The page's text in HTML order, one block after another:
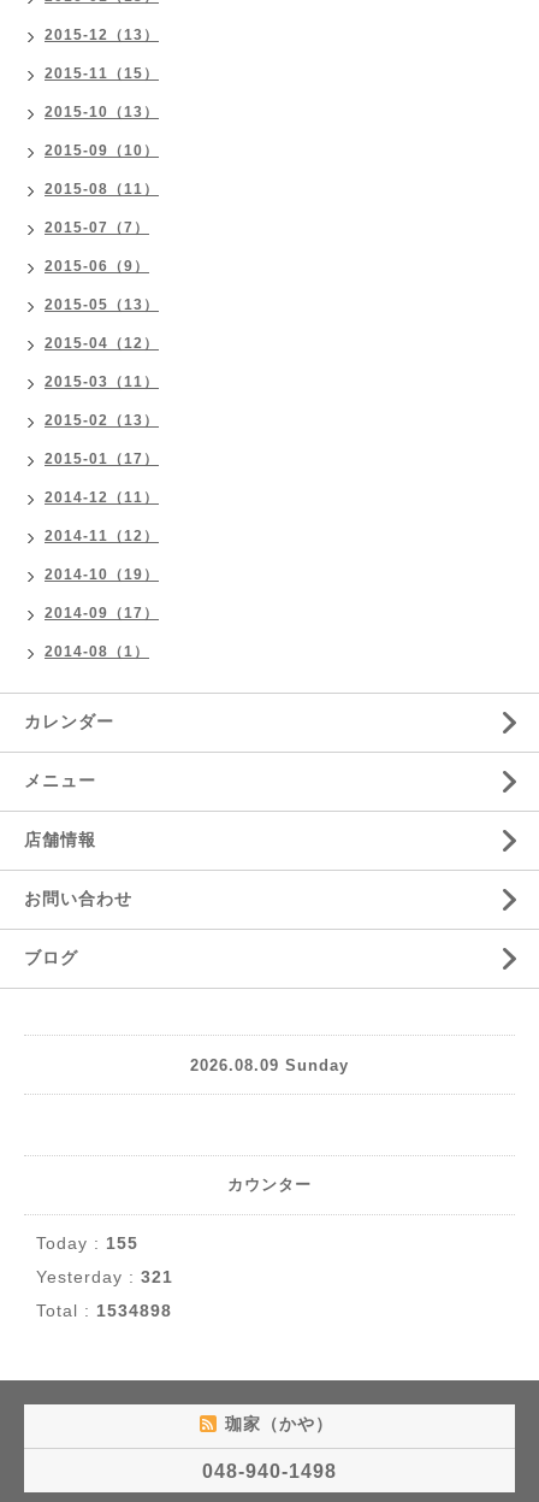
2015-12（13）
2015-11（15）
2015-10（13）
2015-09（10）
2015-08（11）
2015-07（7）
2015-06（9）
2015-05（13）
2015-04（12）
2015-03（11）
2015-02（13）
2015-01（17）
2014-12（11）
2014-11（12）
2014-10（19）
2014-09（17）
2014-08（1）
カレンダー
メニュー
店舗情報
お問い合わせ
ブログ
2026.08.09 Sunday
カウンター
Today : 155
Yesterday : 321
Total : 1534898
珈家（かや）
048-940-1498